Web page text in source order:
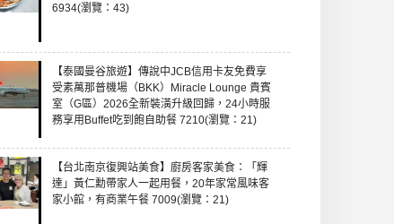
6934(瀏覽：43)
【泰國曼谷旅遊】傳說中JCB信用卡友免費享
受素萬那普機場（BKK）Miracle Lounge 貴賓
室（G區）2026全新裝潢升級回歸，24小時服
務享用Buffet吃到飽自助餐 7210(瀏覽：21)
【台北南京復興站美食】廚房客家美食：「輝
達」黃仁勳帶家人一起用餐，20年家常風味客
家小館，有商業午餐 7009(瀏覽：21)